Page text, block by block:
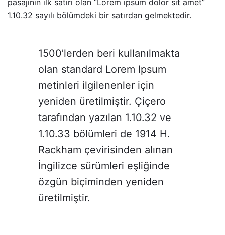
1.10.32 sayılı bölümdeki bir satırdan gelmektedir.
1500’lerden beri kullanılmakta
olan standard Lorem Ipsum
metinleri ilgilenenler için
yeniden üretilmiştir. Çiçero
tarafından yazılan 1.10.32 ve
1.10.33 bölümleri de 1914 H.
Rackham çevirisinden alınan
İngilizce sürümleri eşliğinde
özgün biçiminden yeniden
üretilmiştir.